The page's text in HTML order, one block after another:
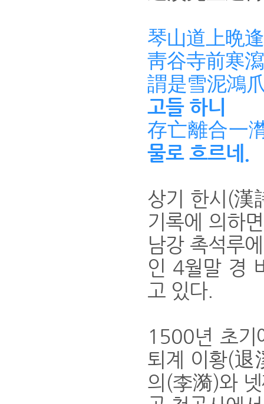
琴山道上晩
靑谷寺前寒
謂是雪泥鴻
고들 하니
存亡離合一
물로 흐르네.
상기 한시(漢
기록에 의하
남강 촉석루
인 4월말 경
고 있다.
1500년 초
퇴계 이황(退
의(李漪)와